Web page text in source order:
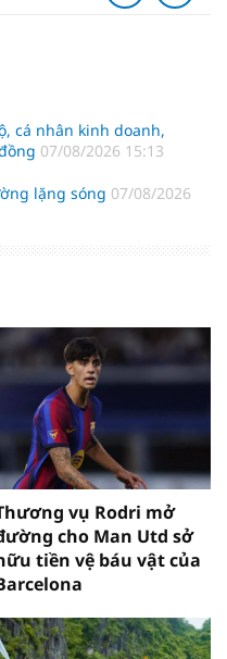
cá nhân kinh doanh,
07/08/2026 15:13
lặng sóng 07/08/2026
vụ Rodri mở
cho Man Utd sở
tiền vệ báu vật của